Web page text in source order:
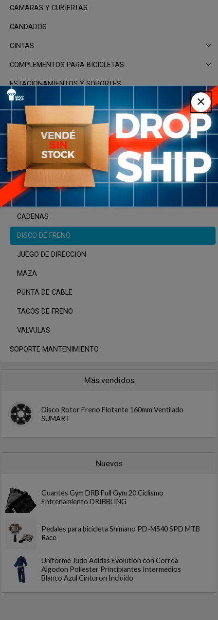
CAMARAS Y CUBIERTAS
CANDADOS
CINTAS
COMPLEMENTOS PARA BICICLETAS
ESTACIONAMIENTOS Y SOPORTES
GUAPETON
HERRAMIENTAS
INDUMENTARIA Y EQUIPAMIENTO
KIT REPARACION Y PARCHES
REPUESTOS Y COMPONENTES
AVANCE
CADENAS
DISCO DE FRENO
JUEGO DE DIRECCION
MAZA
PUNTA DE CABLE
TACOS DE FRENO
VALVULAS
SOPORTE MANTENIMIENTO
Más vendidos
Disco Rotor Freno Flotante 160mm Ventilado
SUMART
Nuevos
Guantes Gym DRB Full Gym 20 Ciclismo
Entrenamiento DRIBBLING
Pedales para bicicleta Shimano PD-M540 SPD MTB
Race
Uniforme Judo Adidas Evolution con Correa
Algodon Poliester Principiantes Intermedios
Blanco Azul Cinturon Incluido